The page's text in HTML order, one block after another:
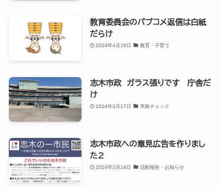
教育委員会のパブコメ返信は白紙
だらけ
2024年4月18日 教育・子育て
志木市政 ガラス張りです 庁舎だ
け
2024年3月17日 市政チェック
志木市政への意見広告を作りまし
た2
2024年2月14日 活動報告・お知らせ